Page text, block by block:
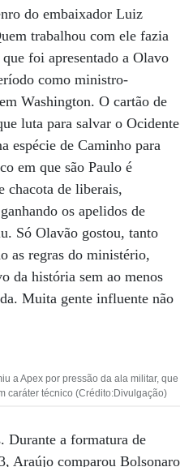
do embaixador Luiz
trabalhou com ele fazia
foi apresentado a Olavo
como ministro-
Washington. O cartão de
luta para salvar o Ocidente
espécie de Caminho para
em que são Paulo é
chacota de liberais,
os apelidos de
Só Olavão gostou, tanto
as regras do ministério,
da história sem ao menos
Muita gente influente não
a Apex por pressão da ala militar, que
caráter técnico (Crédito:Divulgação)
Durante a formatura de
Araújo comparou Bolsonaro